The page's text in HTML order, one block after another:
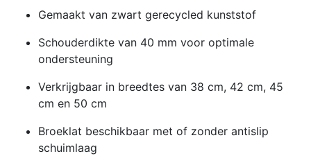
Gemaakt van zwart gerecycled kunststof
Schouderdikte van 40 mm voor optimale
ondersteuning
Verkrijgbaar in breedtes van 38 cm, 42 cm, 45
cm en 50 cm
Broeklat beschikbaar met of zonder antislip
schuimlaag